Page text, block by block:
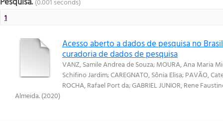
1
Acesso aberto a dados de pesquisa no
curadoria de dados de pesquisa
VANZ, Samile Andrea de Souza;MOURA, Ana Maria
Schifino Jardim;CAREGNATO, Sônia Elisa;PAVÃO,
ROCHA, Rafael Port da;GABRIEL JUNIOR, Rene
Almeida.(2020)